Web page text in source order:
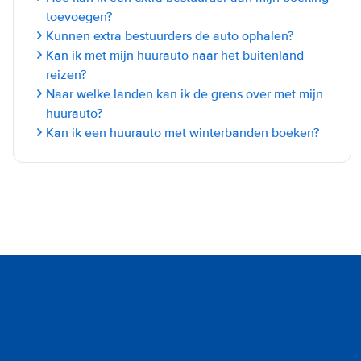
toevoegen?
Kunnen extra bestuurders de auto ophalen?
Kan ik met mijn huurauto naar het buitenland
reizen?
Naar welke landen kan ik de grens over met mijn
huurauto?
Kan ik een huurauto met winterbanden boeken?